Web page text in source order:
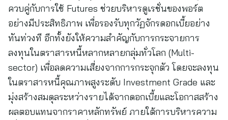
ควบคู่กับการใช้ Futures ช่วยบริหารดูเรชั่นของพอร์ต
อย่างมีประสิทธิภาพ เพื่อรองรับทุกวัฏจักรดอกเบี้ยอย่าง
ทันท่วงที อีกทั้งยังให้ความสำคัญกับการกระจายการ
ลงทุนในตราสารหนี้หลากหลายกลุ่มทั่วโลก (Multi-
sector) เพื่อลดความเสี่ยงจากการกระจุกตัว โดยจะลงทุน
ในตราสารหนี้คุณภาพสูงระดับ Investment Grade และ
มุ่งสร้างสมดุลระหว่างรายได้จากดอกเบี้ยและโอกาสสร้าง
ผลตอบแทนจากราคาหลักทรัพย์ ภายใต้การบริหารความ